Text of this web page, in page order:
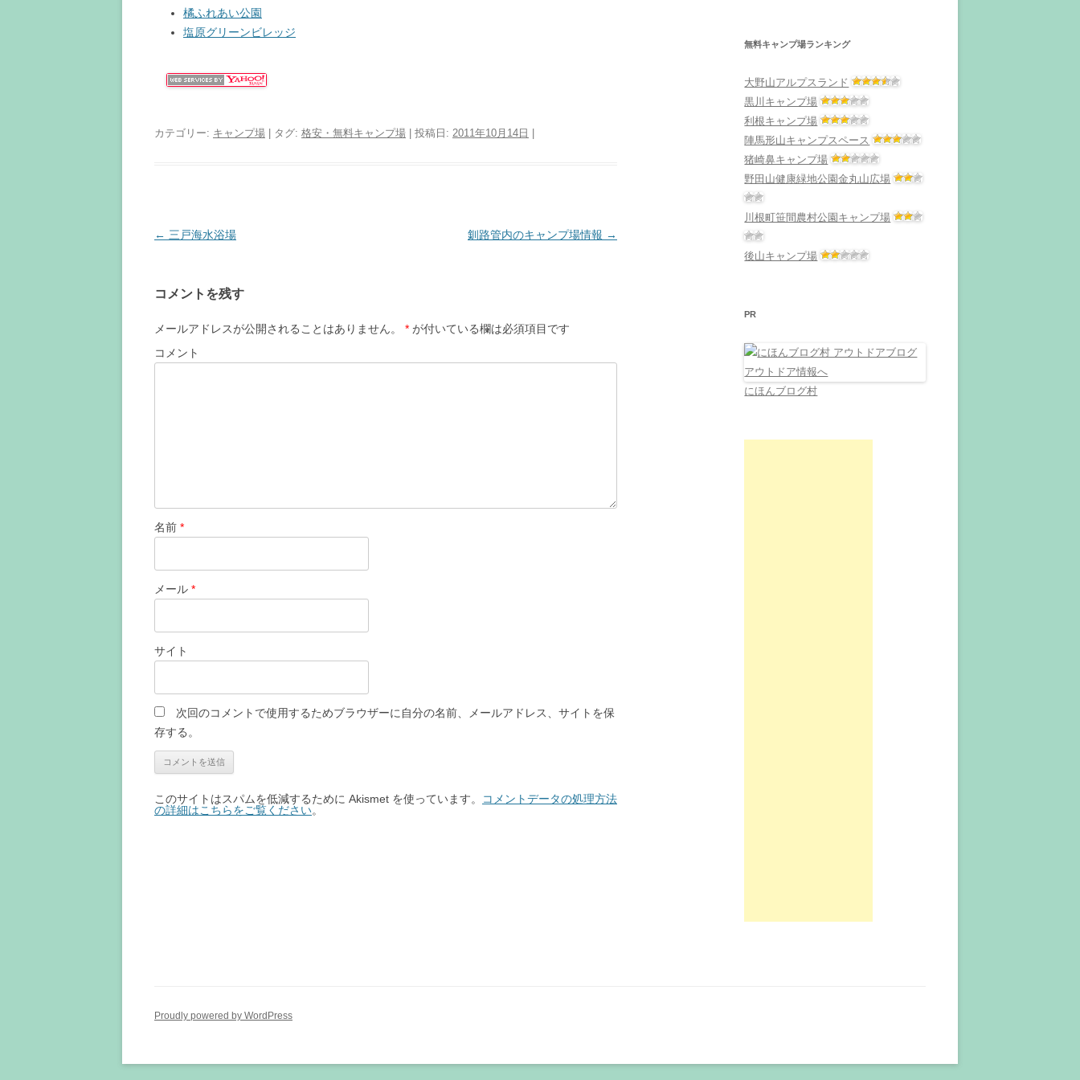
橘ふれあい公園
塩原グリーンビレッジ
カテゴリー: キャンプ場 | タグ: 格安・無料キャンプ場 | 投稿日: 2011年10月14日
投
ビ
ゲ
ー
← 三戸海水浴場 釧路管内のキャンプ場情報 →
コメントを残す
メールアドレスが公開されることはありません。 * が付いている欄は必須項目です
コメント
名前 *
メール *
サイト
次回のコメントで使用するためブラウザーに自分の名前、メールアドレス、サイトを保
存する。
このサイトはスパムを低減するために Akismet を使っています。
コメントデータの処理方法
の詳細はこちらをご覧ください。
無料キャンプ場ランキング
大野山アルプスランド
黒川キャンプ場
利根キャンプ場
陣馬形山キャンプスペース
猪崎鼻キャンプ場
野田山健康緑地公園金丸山広場
川根町笹間農村公園キャンプ場
後山キャンプ場
PR
にほんブログ村
Proudly powered by WordPress